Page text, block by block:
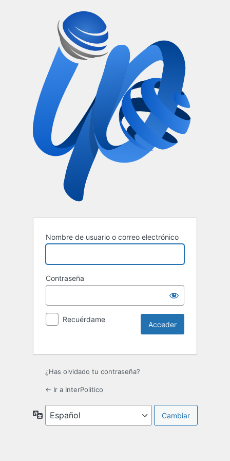
Nombre de usuario o correo electrónico
Contraseña
Recuérdame
¿Has olvidado tu contraseña?
← Ir a InterPolitico
Idioma